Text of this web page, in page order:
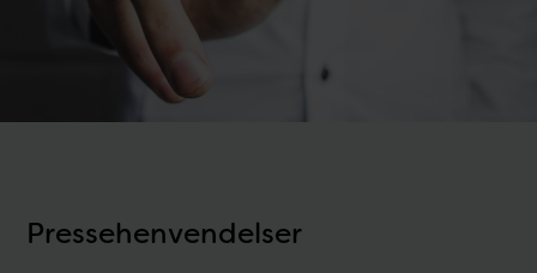
Pressehenvendelser